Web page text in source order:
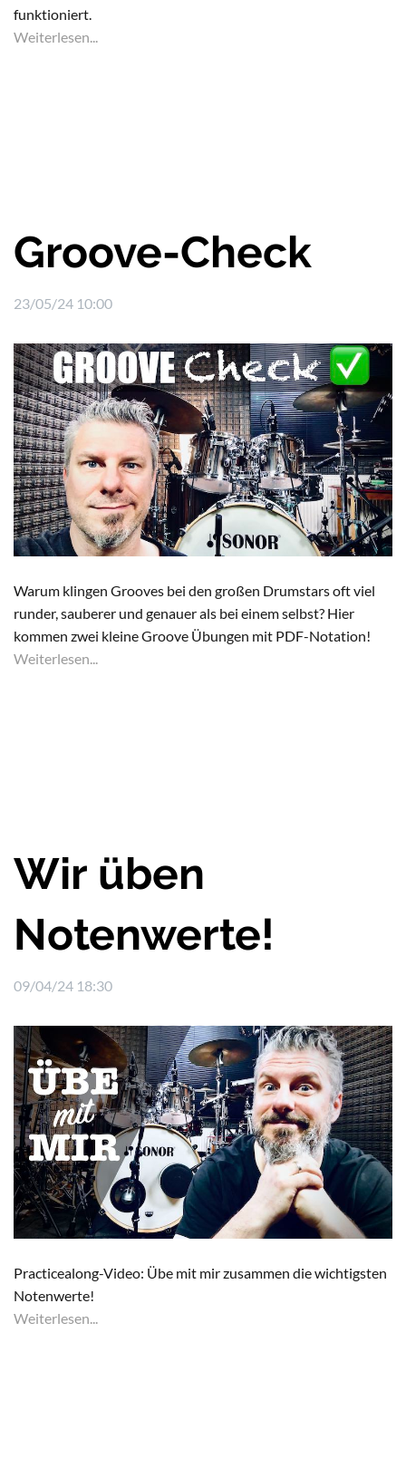
funktioniert.
Weiterlesen...
Groove-Check
23/05/24 10:00
Warum klingen Grooves bei den großen Drumstars oft viel
runder, sauberer und genauer als bei einem selbst? Hier
kommen zwei kleine Groove Übungen mit PDF-Notation!
Weiterlesen...
Wir üben
Notenwerte!
09/04/24 18:30
Practicealong-Video: Übe mit mir zusammen die wichtigsten
Notenwerte!
Weiterlesen...